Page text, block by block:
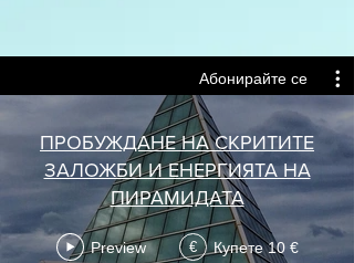
Абонирайте се
ПРОБУЖДАНЕ НА СКРИТИТЕ
ЗАЛОЖБИ И ЕНЕРГИЯТА НА
ПИРАМИДАТА
Preview € Купете 10 €